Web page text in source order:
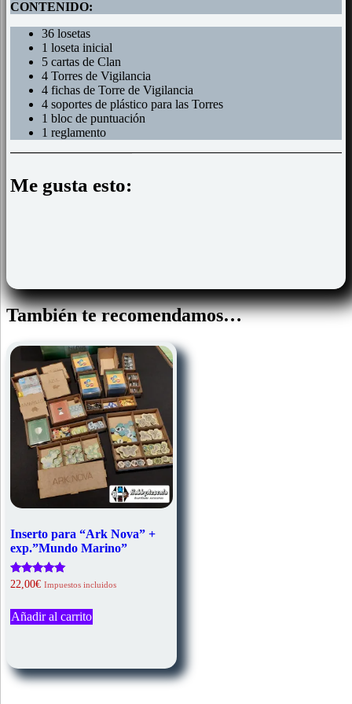
CONTENIDO:
36 losetas
1 loseta inicial
5 cartas de Clan
4 Torres de Vigilancia
4 fichas de Torre de Vigilancia
4 soportes de plástico para las Torres
1 bloc de puntuación
1 reglamento
Me gusta esto:
También te recomendamos…
Inserto para “Ark Nova” +
exp.”Mundo Marino”
Valorado
con
de 5
22,00€ Impuestos incluidos
Añadir al carrito